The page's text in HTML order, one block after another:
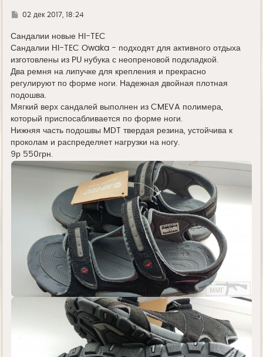
Г02 дек 2017, 18:24
Сандалии новые HI-TEC
Сандалии HI-TEC Owaka - подходят для активного отдыха
изготовлены из PU нубука с неопреновой подкладкой.
Два ремня на липучке для крепления и прекрасно
регулируют по форме ноги. Надежная двойная плотная
подошва.
Мягкий верх сандалей выполнен из CMEVA полимера,
который приспосабливается по форме ноги.
Нижняя часть подошвы MDT твердая резина, устойчива к
проколам и распределяет нагрузки на ногу.
9р 550грн.